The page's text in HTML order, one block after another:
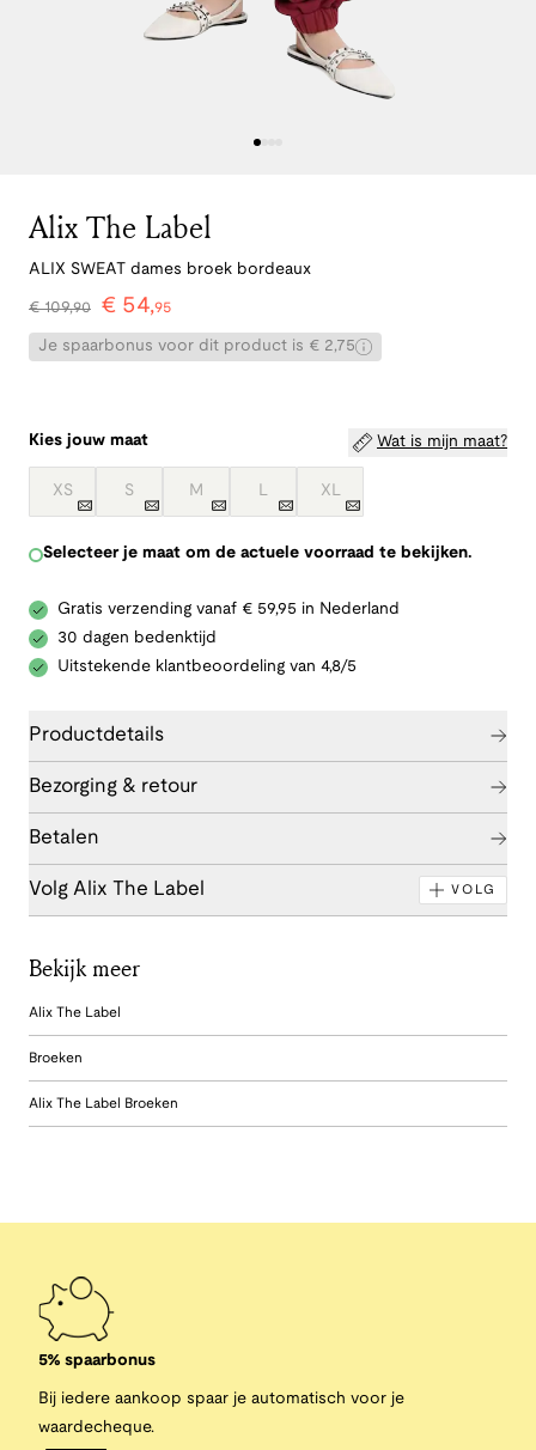
Alix The Label
ALIX SWEAT dames broek bordeaux
€109,90 € 54,95
Je spaarbonus voor dit product is € 2,75
Kies jouw maat Wat is mijn maat?
XS S M L XL
Selecteer je maat om de actuele voorraad te bekijken.
Gratis verzending vanaf € 59,95 in Nederland
30 dagen bedenktijd
Uitstekende klantbeoordeling van 4,8/5
Productdetails
Bezorging & retour
Betalen
Volg Alix The Label VOLG
Bekijk meer
Alix The Label
Broeken
Alix The Label Broeken
5% spaarbonus
Bij iedere aankoop spaar je automatisch voor je
waardecheque.